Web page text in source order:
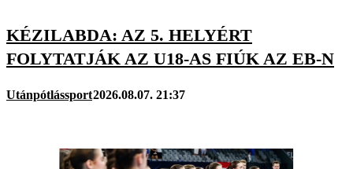
KÉZILABDA: AZ 5. HELYÉRT
FOLYTATJÁK AZ U18-AS FIÚK AZ EB-N
Utánpótlássport2026.08.07. 21:37